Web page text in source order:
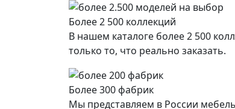
Более 2 500 коллекций
В нашем каталоге более 2 500
только то, что реально заказать.
Более 300 фабрик
Мы представляем в России